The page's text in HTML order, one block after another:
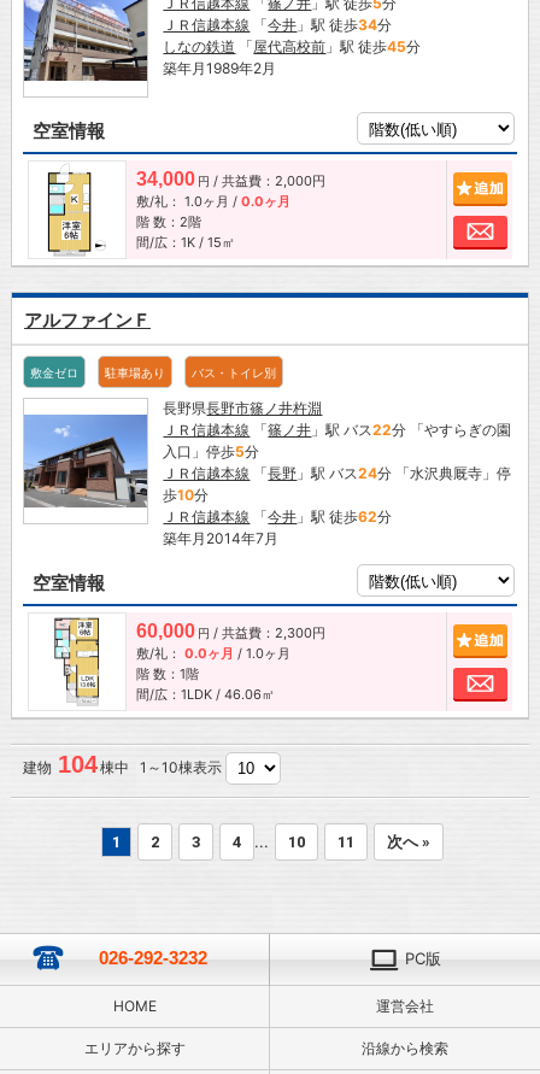
ＪＲ信越本線 「今井 」駅 徒歩34分
しなの鉄道 「屋代高校前 」駅 徒歩45分
築年月1989年2月
空室情報
34,000 円 / 共益費：2,000円
敷/礼： 1.0ヶ月 / 0.0ヶ月
階 数：2階
間/広：1K / 15㎡
お
アルファインＦ
敷金ゼロ 駐車場あり バス・トイレ別
長野県長野市篠ノ井杵淵
ＪＲ信越本線 「篠ノ井 」駅 バス22分 「やすらぎの園
入口」停歩5分
ＪＲ信越本線 「長野 」駅 バス24分 「水沢典厩寺」停
歩10分
ＪＲ信越本線 「今井 」駅 徒歩62分
築年月2014年7月
空室情報
60,000 円 / 共益費：2,300円
敷/礼： 0.0ヶ月 / 1.0ヶ月
階 数：1階
間/広：1LDK / 46.06㎡
お
建物 104棟中 1～10棟表示
1 2 3 4 ... 10 11 次へ »
026-292-3232 PC版
HOME 運営会社
エリアから探す 沿線から検索